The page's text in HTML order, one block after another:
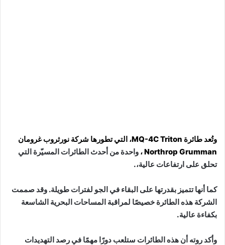
وتُعد طائرة MQ-4C Triton، التي تطورها شركة نورثروب غرومان
Northrop Grumman ، واحدة من أحدث الطائرات المسيّرة التي
تحلق على ارتفاعات عالية،.
كما أنها تتميز بقدرتها على البقاء في الجو لفترات طويلة. وقد صممت
الشركة هذه الطائرة خصيصًا لمراقبة المساحات البحرية الشاسعة
بكفاءة عالية.
وأكد روته أن هذه الطائرات ستلعب دورًا مهمًا في رصد التهديدات